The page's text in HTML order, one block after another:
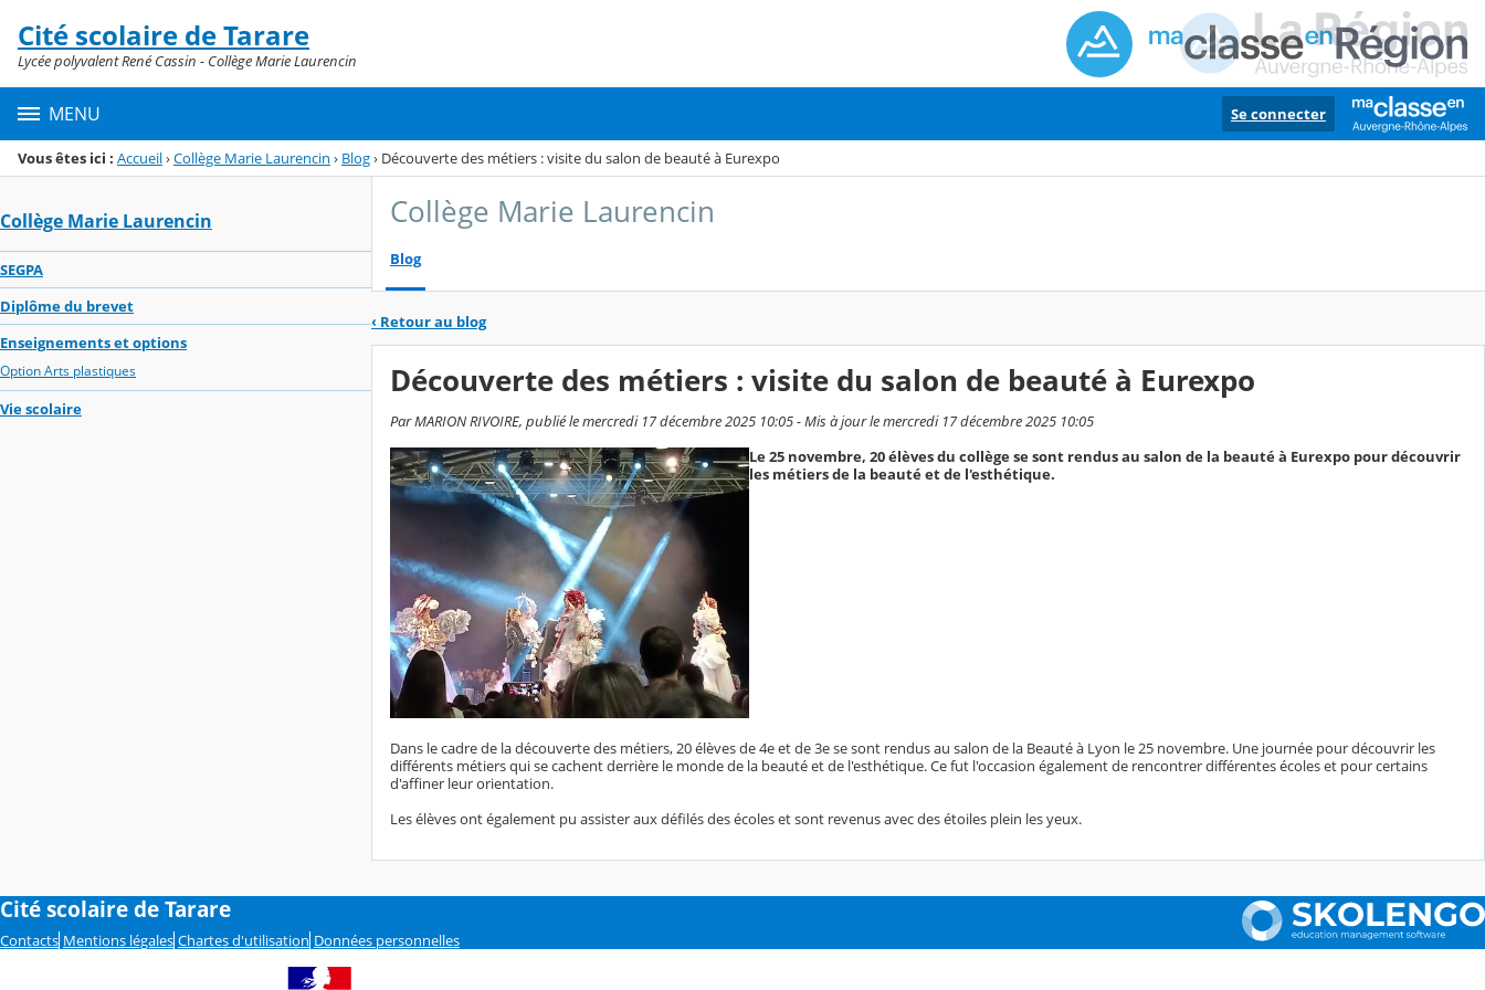
Menu de la rubrique
Contenu
Cité scolaire de Tarare
Lycée polyvalent René Cassin - Collège Marie Laurencin
MENU Se connecter
Vous êtes ici : Accueil›Collège Marie Laurencin › Blog› Découverte des métiers : visite du salon de beauté à Eurexpo
Collège Marie Laurencin
SEGPA
Diplôme du brevet
Enseignements et options
Option Arts plastiques
Vie scolaire
Collège Marie Laurencin
Blog
‹ Retour au blog
Découverte des métiers : visite du salon de beauté à Eurexpo
Par MARION RIVOIRE, publié le mercredi 17 décembre 2025 10:05 - Mis à jour le mercredi 17 décembre 2025 10:05
Le 25 novembre, 20 élèves du collège se sont rendus au salon de la beauté à Eurexpo pour découvrir
les métiers de la beauté et de l'esthétique.
Dans le cadre de la découverte des métiers, 20 élèves de 4e et de 3e se sont rendus au salon de la Beauté à Lyon le 25 novembre. Une journée pour découvrir les
différents métiers qui se cachent derrière le monde de la beauté et de l'esthétique. Ce fut l'occasion également de rencontrer différentes écoles et pour certains
d'affiner leur orientation.
Les élèves ont également pu assister aux défilés des écoles et sont revenus avec des étoiles plein les yeux.
Cité scolaire de Tarare
Contacts Mentions légales Chartes d'utilisation Données personnelles